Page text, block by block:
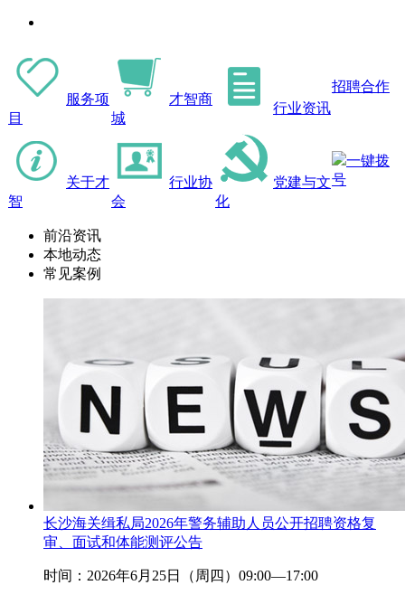
服务项
目
才智商
城
行业资讯
招聘合作
关于才
智
行业协
会
党建与文
化
一键拨
号
前沿资讯
本地动态
常见案例
长沙海关缉私局2026年警务辅助人员公开招聘资格复
审、面试和体能测评公告
时间：2026年6月25日（周四）09:00—17:00